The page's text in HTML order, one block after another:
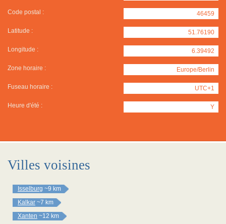
Code postal : 46459
Latitude : 51.76190
Longitude : 6.39492
Zone horaire : Europe/Berlin
Fuseau horaire : UTC+1
Heure d'été : Y
Villes voisines
Isselburg ~9 km
Kalkar ~7 km
Xanten ~12 km